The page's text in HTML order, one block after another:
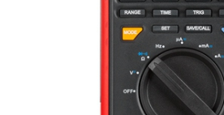
Acumulatori de stocare
Componente sisteme de balcon